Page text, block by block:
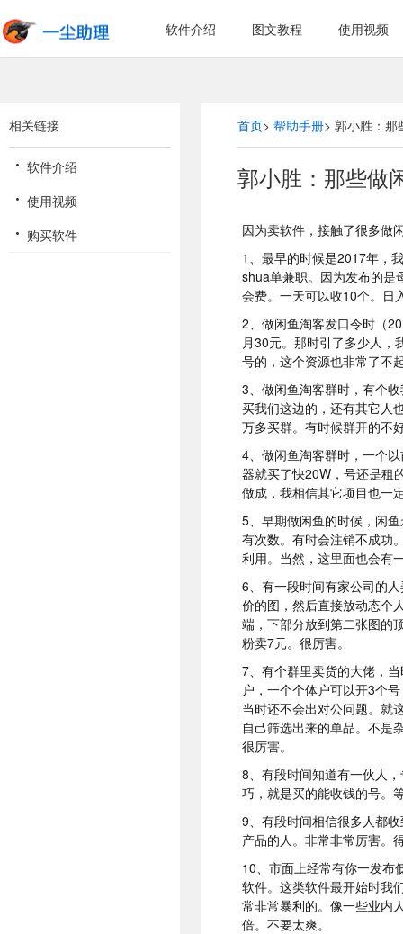
软件介绍 图文教程 使用视频
相关链接
软件介绍
使用视频
购买软件
首页 帮助手册 郭小胜：那
郭小胜：那些做
因为卖软件，接触了很多
1、 最早的时候是2017年，
shua单兼职。 因为发布的是
会费。 一天可以收10个。 日
2、做闲鱼淘客发口令时（
月30元。那时引了多少人，
号的，这个资源也非常了不
3、做闲鱼淘客群时，有个
买我们这边的，还有其它人
万多买群。有时候群开的不
4、做闲鱼淘客群时， 一个
器就买了快20W， 号还是租
做成，我相信其它项目也一
5、早期做闲鱼的时候，闲
有次数。有时会注销不成功
利用。当然，这里面也会有
6、有一段时间有家公司的
价的图，然后直接放动态个
端，下部分放到第二张图的
粉卖7元。很厉害。
7、有个群里卖货的大佬，
户，一个个体户可以开3个
当时还不会出对公问题。
自己筛选出来的单品。不是
很厉害。
8、有段时间知道有一伙人
巧，就是买的能收钱的号。
9、有段时间相信很多人都
产品的人。非常非常厉害。
10、市面上经常有你一发布
软件。这类软件最开始时我
常非常暴利的。像一些业内
倍。不要太爽。